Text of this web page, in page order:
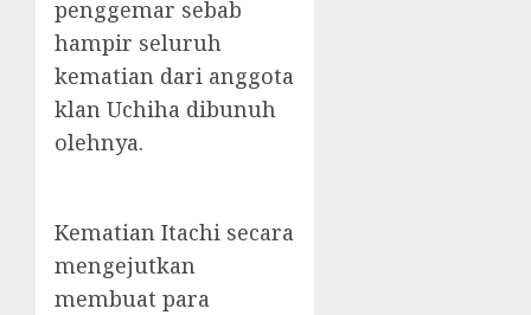
penggemar sebab
hampir seluruh
kematian dari anggota
klan Uchiha dibunuh
olehnya.
Kematian Itachi secara
mengejutkan
membuat para